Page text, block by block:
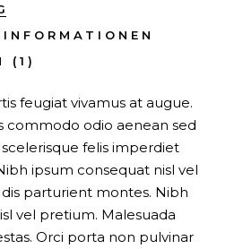
(1)
feugiat vivamus at augue.
commodo odio aenean sed
felis imperdiet
ipsum consequat nisl vel
parturient montes. Nibh
vel pretium. Malesuada
Orci porta non pulvinar